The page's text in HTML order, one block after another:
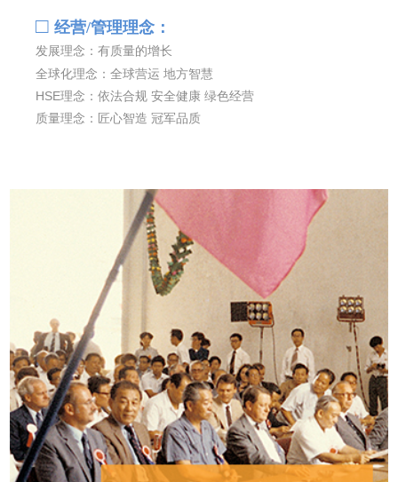
□经营/管理理念：
发展理念：有质量的增长
全球化理念：全球营运 地方智慧
HSE理念：依法合规 安全健康 绿色经营
质量理念：匠心智造 冠军品质